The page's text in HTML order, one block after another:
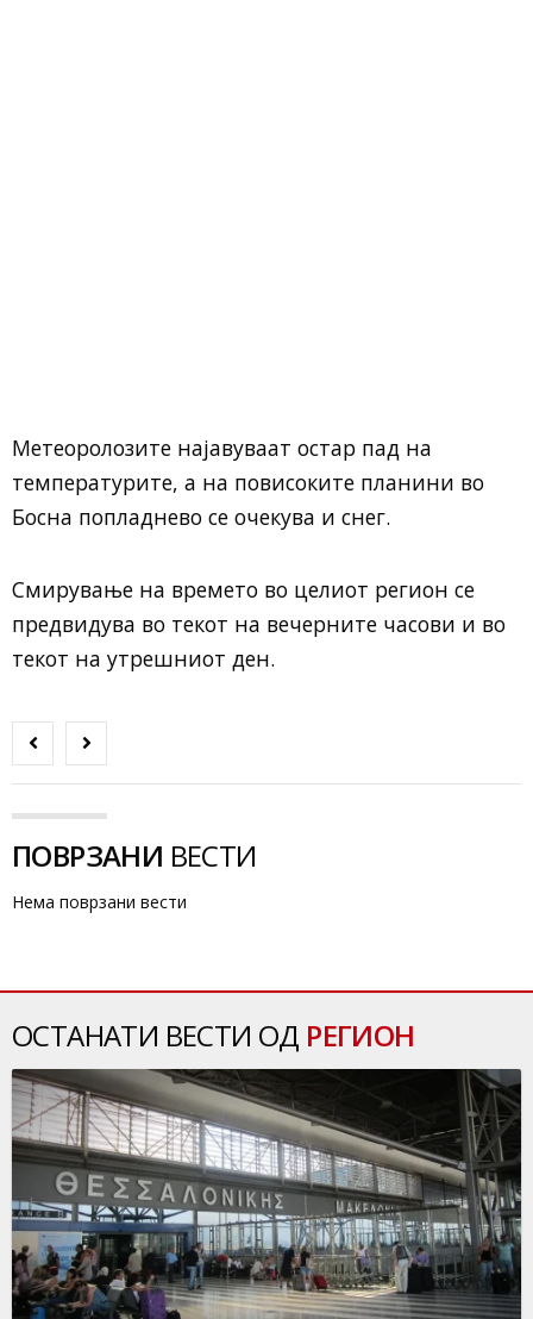
Метеоролозите најавуваат остар пад на
температурите, а на повисоките планини во
Босна попладнево се очекува и снег.
Смирување на времето во целиот регион се
предвидува во текот на вечерните часови и во
текот на утрешниот ден.
ПОВРЗАНИ ВЕСТИ
Нема поврзани вести
ОСТАНАТИ ВЕСТИ ОД РЕГИОН